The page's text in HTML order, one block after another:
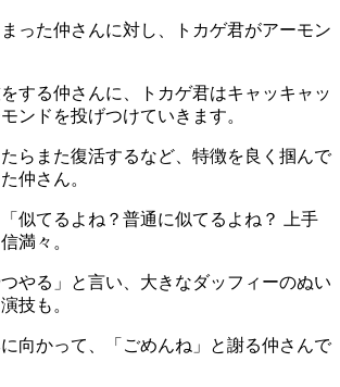
った仲さんに対し、トカゲ君がアーモン
する仲さんに、トカゲ君はキャッキャッ
ンドを投げつけていきます。
らまた復活するなど、特徴を良く掴んで
仲さん。
似てるよね？普通に似てるよね？ 上手
満々。
つやる」と言い、大きなダッフィーのぬい
技も。
向かって、「ごめんね」と謝る仲さんで